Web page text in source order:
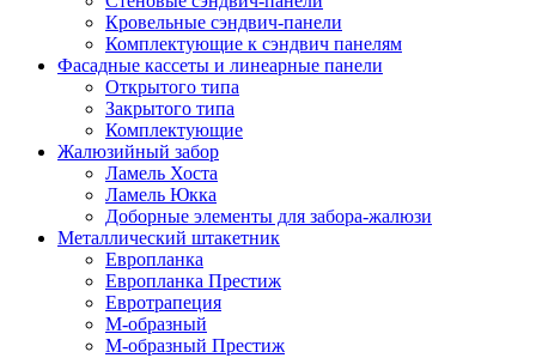
Кровельные сэндвич-панели
Комплектующие к сэндвич панелям
Фасадные кассеты и линеарные панели
Открытого типа
Закрытого типа
Комплектующие
Жалюзийный забор
Ламель Хоста
Ламель Юкка
Доборные элементы для забора-жалюзи
Металлический штакетник
Европланка
Европланка Престиж
Евротрапеция
М-образный
М-образный Престиж